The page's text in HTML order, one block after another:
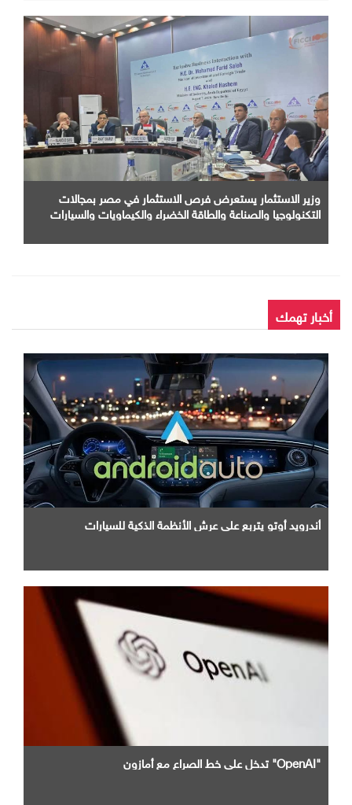
وزير الاستثمار يستعرض فرص الاستثمار في مصر بمجالات
التكنولوجيا والصناعة والطاقة الخضراء والكيماويات والسيارات
أخبار تهمك
أندرويد أوتو يتربع علي عرش الأنظمة الذكية للسيارات
"OpenAI" تدخل علي خط الصراع مع أمازون